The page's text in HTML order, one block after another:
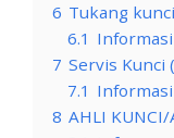
6 Tukang
6.1 Informasi
7 Servis Kunci
7.1 Informasi
8 AHLI KUNCI/